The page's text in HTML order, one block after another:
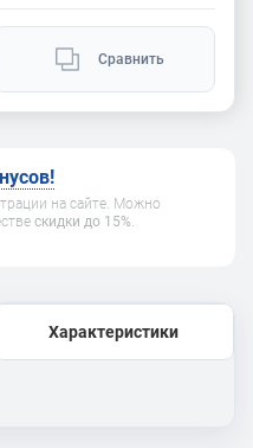
Сравнить
на сайте. Можно
скидки до 15%.
Характеристики